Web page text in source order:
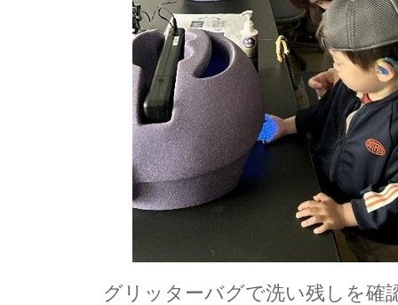
グリッターバグで洗い残しを確